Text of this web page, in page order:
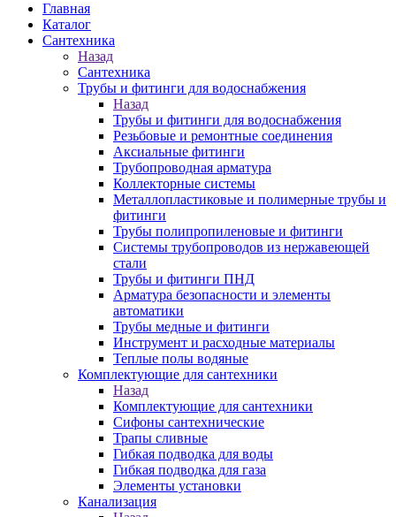
Главная
Каталог
Сантехника
Назад
Сантехника
Трубы и фитинги для водоснабжения
Назад
Трубы и фитинги для водоснабжения
Резьбовые и ремонтные соединения
Аксиальные фитинги
Трубопроводная арматура
Коллекторные системы
Металлопластиковые и полимерные трубы и
фитинги
Трубы полипропиленовые и фитинги
Системы трубопроводов из нержавеющей
стали
Трубы и фитинги ПНД
Арматура безопасности и элементы
автоматики
Трубы медные и фитинги
Инструмент и расходные материалы
Теплые полы водяные
Комплектующие для сантехники
Назад
Комплектующие для сантехники
Сифоны сантехнические
Трапы сливные
Гибкая подводка для воды
Гибкая подводка для газа
Элементы установки
Канализация